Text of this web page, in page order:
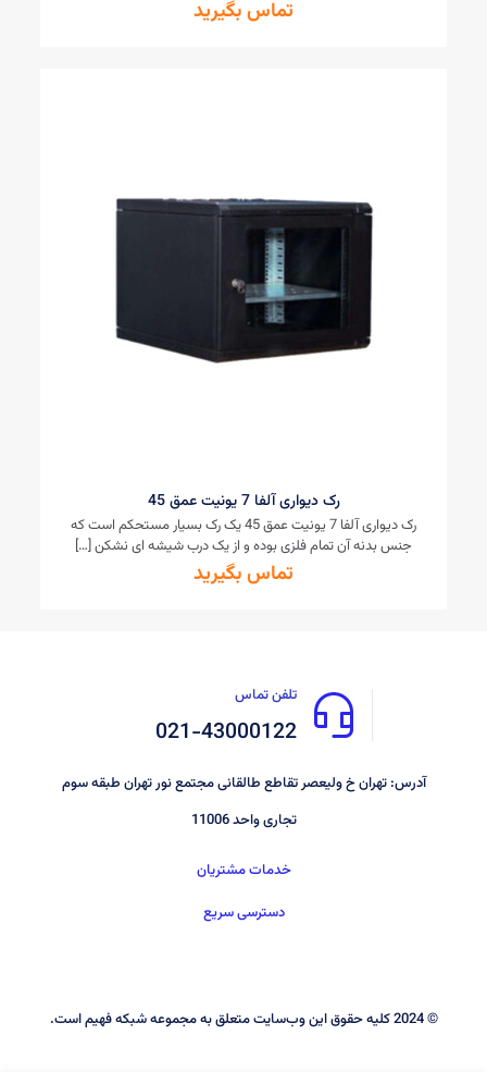
تماس بگیرید
رک دیواری آلفا 7 یونیت عمق 45
رک دیواری آلفا 7 یونیت عمق 45 یک رک بسیار مستحکم است که
جنس بدنه آن تمام فلزی بوده و از یک درب شیشه ای نشکن[…]
تماس بگیرید
تلفن تماس
021-43000122
آدرس: تهران خ ولیعصر تقاطع طالقانی مجتمع نور تهران طبقه سوم
تجاری واحد 11006
خدمات مشتریان
دسترسی سریع
© 2024 کليه حقوق اين وب‌سايت متعلق به مجموعه شبکه فهیم است.